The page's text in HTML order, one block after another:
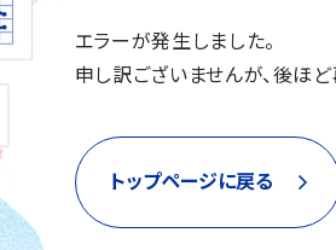
エラーが発生しました。
申し訳ございませんが、後ほ
トップページに戻る